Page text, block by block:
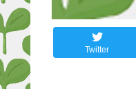
Twitter